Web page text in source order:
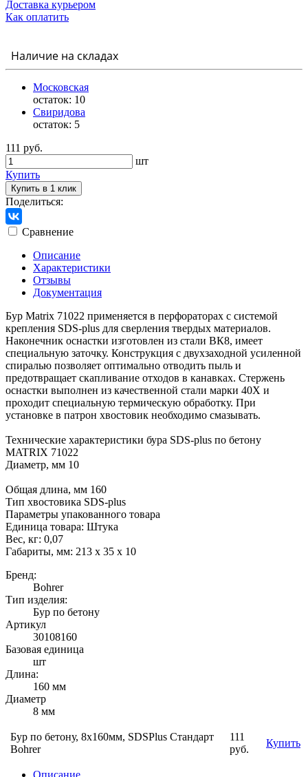
Доставка курьером
Как оплатить
Наличие на складах
Московская
остаток: 10
Свиридова
остаток: 5
111 руб.
шт
Купить
Купить в 1 клик
Поделиться:
Сравнение
Описание
Характеристики
Отзывы
Документация
Бур Matrix 71022 применяется в перфораторах с системой
крепления SDS-plus для сверления твердых материалов.
Наконечник оснастки изготовлен из стали ВК8, имеет
специальную заточку. Конструкция с двухзаходной усиленной
спиралью позволяет оптимально отводить пыль и
предотвращает скапливание отходов в канавках. Стержень
оснастки выполнен из качественной стали марки 40Х и
проходит специальную термическую обработку. При
установке в патрон хвостовик необходимо смазывать.
Технические характеристики бура SDS-plus по бетону
MATRIX 71022
Диаметр, мм 10
Общая длина, мм 160
Тип хвостовика SDS-plus
Параметры упакованного товара
Единица товара: Штука
Вес, кг: 0,07
Габариты, мм: 213 x 35 x 10
Бренд:
Bohrer
Тип изделия:
Бур по бетону
Артикул
30108160
Базовая единица
шт
Длина:
160 мм
Диаметр
8 мм
Бур по бетону, 8х160мм, SDSPlus Стандарт
Bohrer
111
руб.
Купить
Описание